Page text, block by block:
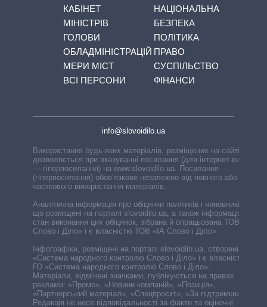
КАБІНЕТ
МІНІСТРІВ
ГОЛОВИ
ОБЛАДМІНІСТРАЦІЙ
МЕРИ МІСТ
ВСІ ПЕРСОНИ
НАЦІОНАЛЬНА
БЕЗПЕКА
ПОЛІТИКА
ПРАВО
СУСПІЛЬСТВО
ФІНАНСИ
info@slovoidilo.ua
Використання будь-яких матеріалів, розміщених на сайті,
дозволяється при вказуванні посилання (для інтернет-видань
— гіперпосилання) на www.slovoidilo.ua. Посилання
(гіперпосилання) обов’язкове незалежно від повного або
часткового використання матеріалів.
Аналітична інформація про обіцянки політиків і чиновників,
що розміщені на порталі slovoidilo.ua, а також інформація про
стан виконання цих обіцянок, зібрана й опрацьована ТОВ «ІА
Слово і Діло» і є власністю ТОВ «ІА Слово і Діло».
Інфографіки, розміщені на порталі slovoidilo.ua, створені ГО
«Система народного контролю Слово і Діло» і є власністю
ГО «Система народного контролю Слово і Діло».
Матеріали, відмічені значками, публікуються на правах
реклами: «Промо», «Новини компаній», «Позиція»,
«Партнерський матеріал», «Спецпроєкт», «За підтримки».
Редакція не несе відповідальності за факти та оціночні